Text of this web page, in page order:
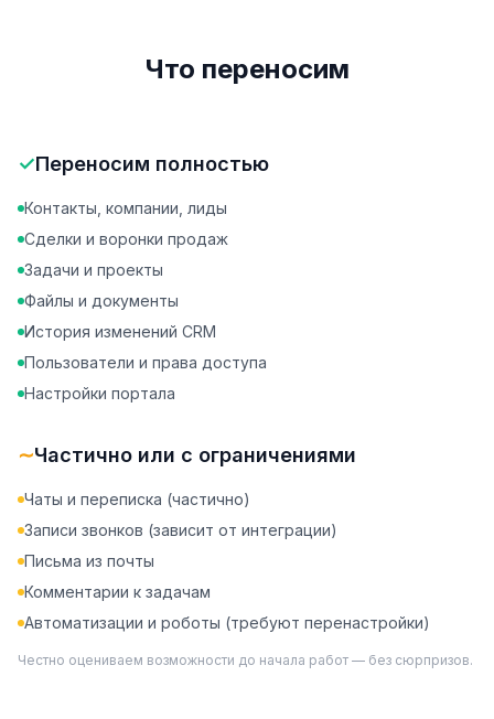
Что переносим
✓Переносим полностью
Контакты, компании, лиды
Сделки и воронки продаж
Задачи и проекты
Файлы и документы
История изменений CRM
Пользователи и права доступа
Настройки портала
∼Частично или с ограничениями
Чаты и переписка (частично)
Записи звонков (зависит от интеграции)
Письма из почты
Комментарии к задачам
Автоматизации и роботы (требуют перенастройки)
Честно оцениваем возможности до начала работ — без сюрпризов.